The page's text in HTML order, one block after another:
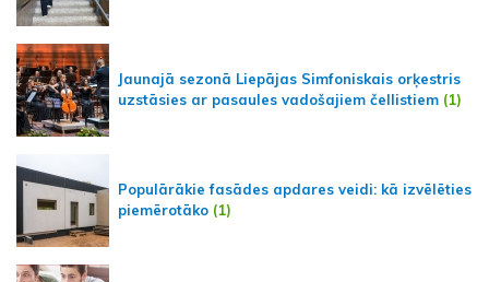
Jaunajā sezonā Liepājas Simfoniskais orķestris
uzstāsies ar pasaules vadošajiem čellistiem (1)
Populārākie fasādes apdares veidi: kā izvēlēties
piemērotāko (1)